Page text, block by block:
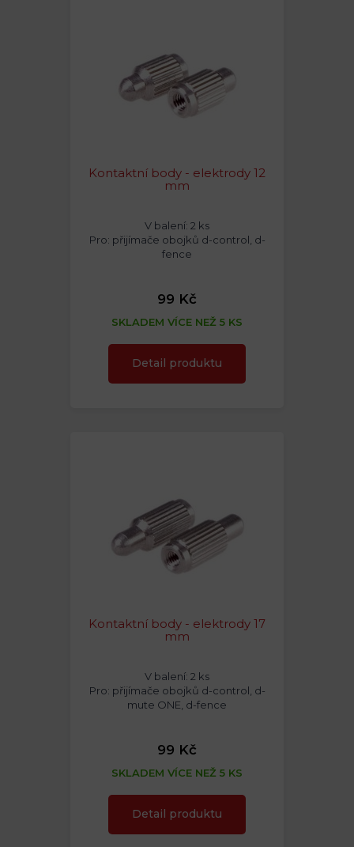
Kontaktní body - elektrody 12
mm
V balení: 2 ks
Pro: přijímače obojků d-control, d-
fence
99 Kč
SKLADEM VÍCE NEŽ 5 KS
Detail produktu
Kontaktní body - elektrody 17
mm
V balení: 2 ks
Pro: přijímače obojků d-control, d-
mute ONE, d-fence
99 Kč
SKLADEM VÍCE NEŽ 5 KS
Detail produktu